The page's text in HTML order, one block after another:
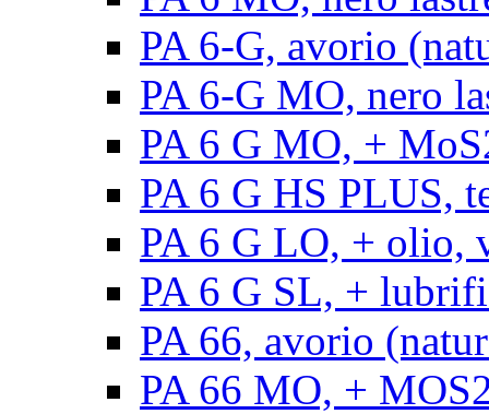
PA 6-G, avorio
PA 6-G MO, nero
PA 6 G MO, +
PA 6 G HS PLUS,
PA 6 G LO, + olio,
PA 6 G SL, +
PA 66, avorio
PA 66 MO, +